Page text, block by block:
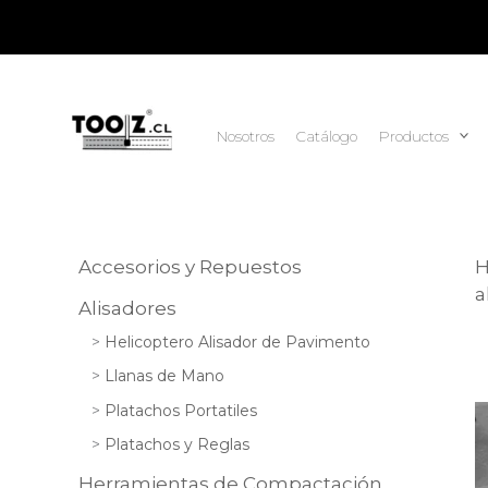
Nosotros Catálogo Productos
Accesorios y Repuestos
Alisadores
Helicoptero Alisador de Pavimento
Llanas de Mano
Platachos Portatiles
Platachos y Reglas
Herramientas de Compactación